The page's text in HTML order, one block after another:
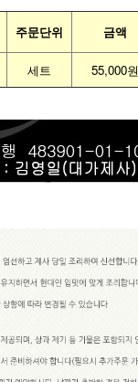
주문단위 금액
세트 55,000원